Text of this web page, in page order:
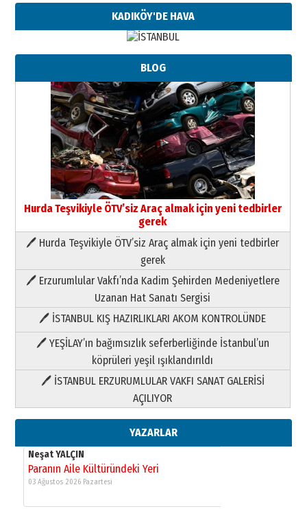
KADIKÖY'DE HAVA
BLOG
Hurda Teşvikiyle ÖTV’siz Araç almak için yeni tedbirler
gerek
🖊 Hurda Teşvikiyle ÖTV’siz Araç almak için yeni tedbirler
gerek
🖊 Erzurumlular Vakfı’nda Kadim Şehirden Medeniyetlere
Uzanan Hat Sanatı Sergisi
🖊 İSTANBUL KIŞ HAZIRLIKLARI AKOM KONTROLÜNDE
🖊 YEŞİLAY’ın bağımsızlık seferberliğinde İstanbul’un
köprüleri yeşil ışıklandırıldı
🖊 İSTANBUL ERZURUMLULAR VAKFI SANAT GALERİSİ
AÇILIYOR
YAZARLAR
Paranın Aile Kültüründeki Yeri
03 Ağustos 2026 Pazartesi
Yıldırım Gündoğdu
HAVVA’NIN ÜÇ KIZI
09 Temmuz 2026 Perşembe
Yusuf POLAT
Şampiyonluk Sebahattin Şirin’e
yazar
11 Mayıs 2026 Pazartesi
Neşat YALÇIN
Paranın Aile Kültüründeki Yeri
03 Ağustos 2026 Pazartesi